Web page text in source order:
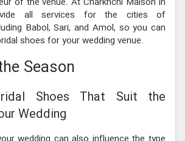
all services for the cities of
Babol, Sari, and Amol, so you can
shoes for your wedding venue.
Season
Shoes That Suit the
Wedding